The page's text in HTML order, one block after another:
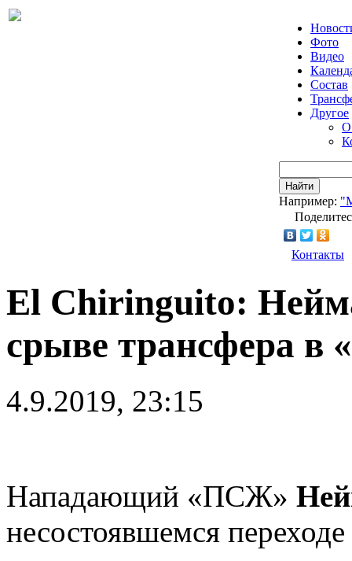
Фото
Видео
Состав
Другое
О
Найти
Например:
Контакты
El Chiringuito:
срыве трансфера в
4.9.2019, 23:15
Нападающий «ПСЖ»
несостоявшемся